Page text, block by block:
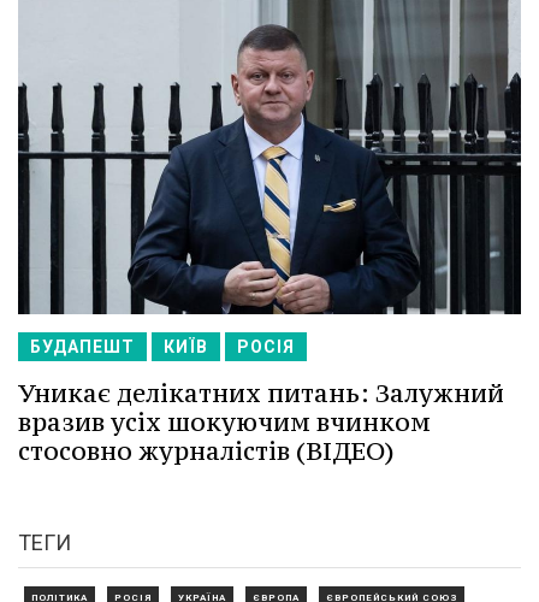
БУДАПЕШТ КИЇВ РОСІЯ
Уникає делікатних питань: Залужний
вразив усіх шокуючим вчинком
стосовно журналістів (ВІДЕО)
ТЕГИ
ПОЛІТИКА РОСІЯ УКРАЇНА ЄВРОПА ЄВРОПЕЙСЬКИЙ СОЮЗ